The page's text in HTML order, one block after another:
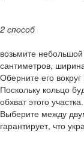
2 способ
возьмите
сантиметров,
Оберните его
Поскольку кольцо
обхват этого участка.
Выберите между
гарантирует, что